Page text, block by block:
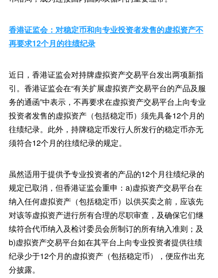
香港证监会：对稳定币和向专业投资者发售的虚拟资产不
再要求12个月的往绩纪录
近日，香港证监会对持牌虚拟资产交易平台发出两项新指
引。香港证监会在“有关扩展虚拟资产交易平台的产品及服
务的通函”中表示，不再要求在虚拟资产交易平台上向专业
投资者发售的虚拟资产（包括稳定币）须先具备12个月的
往绩纪录。此外，持牌稳定币发行人所发行的稳定币亦无
须符合12个月的往绩纪录的规定。
虽然适用于提供予专业投资者的产品的12个月往绩纪录的
规定已取消，但香港证监会重申：a)虚拟资产交易平台在
纳入任何虚拟资产（包括稳定币）以供买卖之前，应该先
对该等虚拟资产进行所有合理的尽职审查，及确保它们继
续符合代币纳入及检讨委员会所制订的所有纳入准则；及
b)虚拟资产交易平台如在其平台上向专业投资者提供往绩
纪录少于12个月的虚拟资产（包括稳定币），便应作出充
分披露。